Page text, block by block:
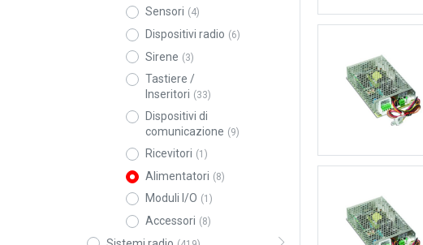
Sensori (4)
Dispositivi radio (6)
Sirene (3)
Tastiere /
Inseritori (33)
Dispositivi di
comunicazione (9)
Ricevitori (1)
Alimentatori (8)
Moduli I/O (1)
Accessori (8)